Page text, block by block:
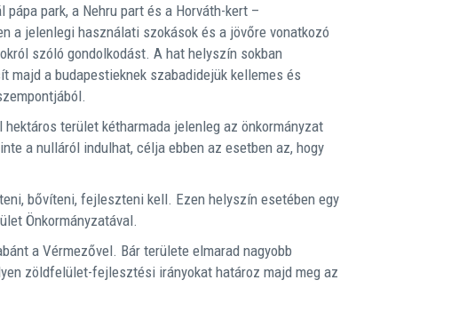
park, a Nehru part és a Horváth-kert –
a jelenlegi használati szokások és a jövőre vonatkozó
szóló gondolkodást. A hat helyszín sokban
majd a budapestieknek szabadidejük kellemes és
terület kétharmada jelenleg az önkormányzat
a nulláról indulhat, célja ebben az esetben az, hogy
bővíteni, fejleszteni kell. Ezen helyszín esetében egy
Önkormányzatával.
a Vérmezővel. Bár területe elmarad nagyobb
zöldfelület-fejlesztési irányokat határoz majd meg az